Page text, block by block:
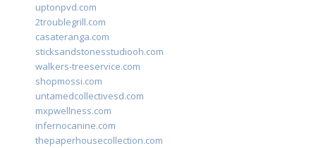
uptonpvd.com
2troublegrill.com
casateranga.com
sticksandstonesstudiooh.com
walkers-treeservice.com
shopmossi.com
untamedcollectivesd.com
mxpwellness.com
infernocanine.com
thepaperhousecollection.com